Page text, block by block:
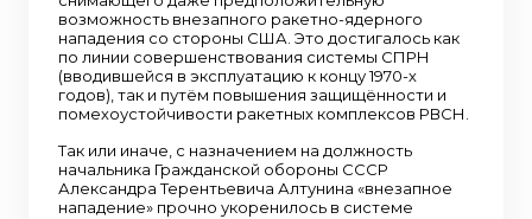
возможность внезапного ракетно-ядерного
нападения со стороны США. Это достигалось как
по линии совершенствования системы СПРН
(вводившейся в эксплуатацию к концу 1970-х
годов), так и путём повышения защищённости и
помехоустойчивости ракетных комплексов РВСН.
Так или иначе, с назначением на должность
начальника Гражданской обороны СССР
Александра Терентьевича Алтунина «внезапное
нападение» прочно укоренилось в системе